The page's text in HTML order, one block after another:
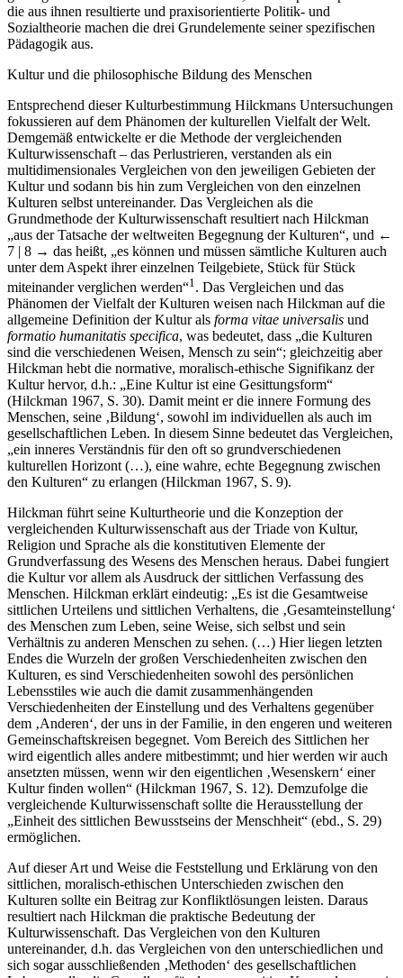
die aus ihnen resultierte und praxisorientierte Politik- und
Sozialtheorie machen die drei Grundelemente seiner spezifischen
Pädagogik aus.
Kultur und die philosophische Bildung des Menschen
Entsprechend dieser Kulturbestimmung Hilckmans Untersuchungen
fokussieren auf dem Phänomen der kulturellen Vielfalt der Welt.
Demgemäß entwickelte er die Methode der vergleichenden
Kulturwissenschaft – das Perlustrieren, verstanden als ein
multidimensionales Vergleichen von den jeweiligen Gebieten der
Kultur und sodann bis hin zum Vergleichen von den einzelnen
Kulturen selbst untereinander. Das Vergleichen als die
Grundmethode der Kulturwissenschaft resultiert nach Hilckman
„aus der Tatsache der weltweiten Begegnung der Kulturen“, und ←
7 | 8 → das heißt, „es können und müssen sämtliche Kulturen auch
unter dem Aspekt ihrer einzelnen Teilgebiete, Stück für Stück
miteinander verglichen werden“1 . Das Vergleichen und das
Phänomen der Vielfalt der Kulturen weisen nach Hilckman auf die
allgemeine Definition der Kultur als forma vitae universalis und
formatio humanitatis specifica, was bedeutet, dass „die Kulturen
sind die verschiedenen Weisen, Mensch zu sein“; gleichzeitig aber
Hilckman hebt die normative, moralisch-ethische Signifikanz der
Kultur hervor, d.h.: „Eine Kultur ist eine Gesittungsform“
(Hilckman 1967, S. 30). Damit meint er die innere Formung des
Menschen, seine ‚Bildung‘, sowohl im individuellen als auch im
gesellschaftlichen Leben. In diesem Sinne bedeutet das Vergleichen,
„ein inneres Verständnis für den oft so grundverschiedenen
kulturellen Horizont (…), eine wahre, echte Begegnung zwischen
den Kulturen“ zu erlangen (Hilckman 1967, S. 9).
Hilckman führt seine Kulturtheorie und die Konzeption der
vergleichenden Kulturwissenschaft aus der Triade von Kultur,
Religion und Sprache als die konstitutiven Elemente der
Grundverfassung des Wesens des Menschen heraus. Dabei fungiert
die Kultur vor allem als Ausdruck der sittlichen Verfassung des
Menschen. Hilckman erklärt eindeutig: „Es ist die Gesamtweise
sittlichen Urteilens und sittlichen Verhaltens, die ‚Gesamteinstellung‘
des Menschen zum Leben, seine Weise, sich selbst und sein
Verhältnis zu anderen Menschen zu sehen. (…) Hier liegen letzten
Endes die Wurzeln der großen Verschiedenheiten zwischen den
Kulturen, es sind Verschiedenheiten sowohl des persönlichen
Lebensstiles wie auch die damit zusammenhängenden
Verschiedenheiten der Einstellung und des Verhaltens gegenüber
dem ‚Anderen‘, der uns in der Familie, in den engeren und weiteren
Gemeinschaftskreisen begegnet. Vom Bereich des Sittlichen her
wird eigentlich alles andere mitbestimmt; und hier werden wir auch
ansetzten müssen, wenn wir den eigentlichen ‚Wesenskern‘ einer
Kultur finden wollen“ (Hilckman 1967, S. 12). Demzufolge die
vergleichende Kulturwissenschaft sollte die Herausstellung der
„Einheit des sittlichen Bewusstseins der Menschheit“ (ebd., S. 29)
ermöglichen.
Auf dieser Art und Weise die Feststellung und Erklärung von den
sittlichen, moralisch-ethischen Unterschieden zwischen den
Kulturen sollte ein Beitrag zur Konfliktlösungen leisten. Daraus
resultiert nach Hilckman die praktische Bedeutung der
Kulturwissenschaft. Das Vergleichen von den Kulturen
untereinander, d.h. das Vergleichen von den unterschiedlichen und
sich sogar ausschließenden ‚Methoden‘ des gesellschaftlichen